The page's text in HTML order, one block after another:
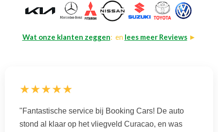
Wat onze klanten zeggen: en lees meer Reviews►
★★★★★
"Fantastische service bij Booking Cars! De auto
stond al klaar op het vliegveld Curacao, en was